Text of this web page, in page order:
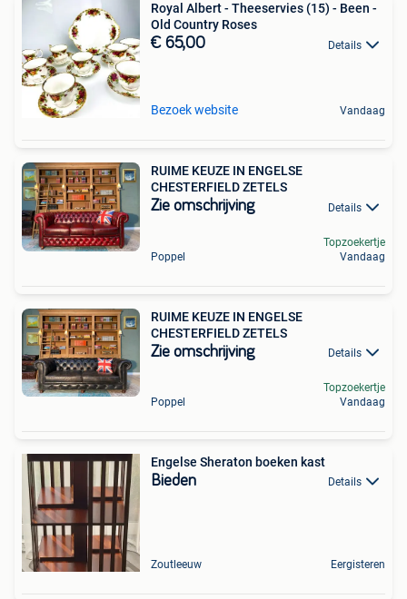
Royal Albert - Theeservies (15) - Been -
Old Country Roses
€ 65,00 Details
Bezoek website Vandaag
RUIME KEUZE IN ENGELSE
CHESTERFIELD ZETELS
Zie omschrijving Details
Poppel
Topzoekertje
Vandaag
RUIME KEUZE IN ENGELSE
CHESTERFIELD ZETELS
Zie omschrijving Details
Poppel
Topzoekertje
Vandaag
Engelse Sheraton boeken kast
Bieden Details
Zoutleeuw Eergisteren